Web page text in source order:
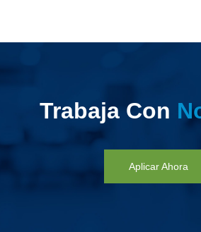
Trabaja Con
Aplicar Ahora